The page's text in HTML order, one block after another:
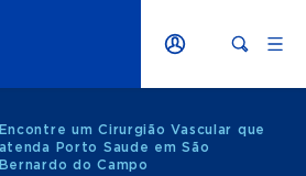
Encontre um Cirurgião Vascular que
atenda Porto Saude em São
Bernardo do Campo